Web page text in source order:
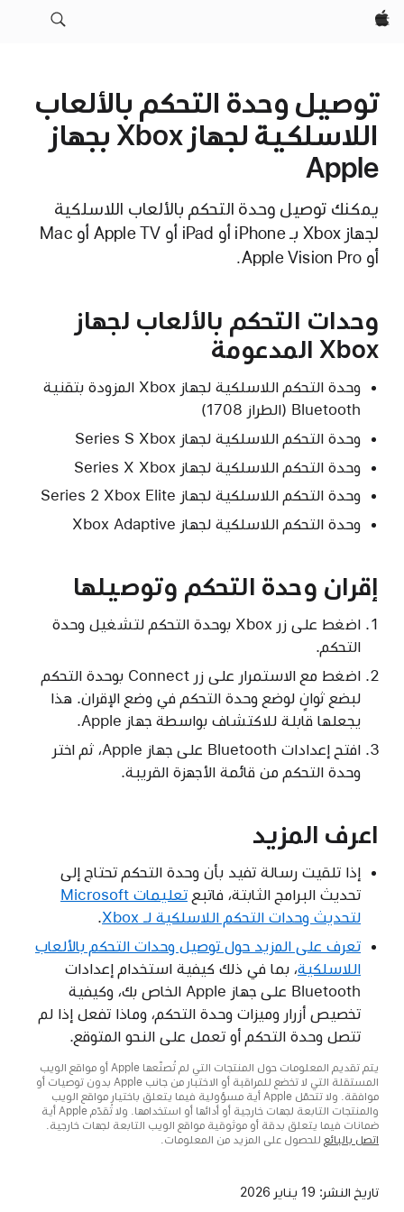
Apple‏
توصيل وحدة التحكم بالألعاب
اللاسلكية لجهاز Xbox بجهاز
Apple
يمكنك توصيل وحدة التحكم بالألعاب اللاسلكية
لجهاز Xbox بـ iPhone أو iPad أو Apple TV أو Mac
أو Apple Vision Pro.
وحدات التحكم بالألعاب لجهاز
Xbox المدعومة
وحدة التحكم اللاسلكية لجهاز Xbox المزودة بتقنية
Bluetooth (الطراز 1708)
وحدة التحكم اللاسلكية لجهاز Xbox‏ Series S
وحدة التحكم اللاسلكية لجهاز Xbox‏ Series X
وحدة التحكم اللاسلكية لجهاز Series 2 Xbox Elite
وحدة التحكم اللاسلكية لجهاز Xbox Adaptive
إقران وحدة التحكم وتوصيلها
اضغط على زر Xbox بوحدة التحكم لتشغيل وحدة
التحكم.
اضغط مع الاستمرار على زر Connect بوحدة التحكم
لبضع ثوانٍ لوضع وحدة التحكم في وضع الإقران. هذا
يجعلها قابلة للاكتشاف بواسطة جهاز Apple.
افتح إعدادات Bluetooth على جهاز Apple، ثم اختر
وحدة التحكم من قائمة الأجهزة القريبة.
اعرف المزيد
إذا تلقيت رسالة تفيد بأن وحدة التحكم تحتاج إلى
تحديث البرامج الثابتة، فاتبع
تعليمات Microsoft
لتحديث وحدات التحكم اللاسلكية لـ Xbox
.
تعرف على المزيد حول توصيل وحدات التحكم بالألعاب
اللاسلكية، بما في ذلك كيفية استخدام إعدادات
Bluetooth على جهاز Apple الخاص بك، وكيفية
تخصيص أزرار وميزات وحدة التحكم، وماذا تفعل إذا لم
تتصل وحدة التحكم أو تعمل على النحو المتوقع.
يتم تقديم المعلومات حول المنتجات التي لم تُصنّعها Apple أو مواقع الويب
المستقلة التي لا تخضع للمراقبة أو الاختبار من جانب Apple بدون توصيات أو
موافقة. ولا تتحمّل Apple أية مسؤولية فيما يتعلق باختيار مواقع الويب
والمنتجات التابعة لجهات خارجية أو أدائها أو استخدامها. ولا تُقدّم Apple أية
ضمانات فيما يتعلق بدقة أو موثوقية مواقع الويب التابعة لجهات خارجية.
اتصل بالبائع للحصول على المزيد من المعلومات.
تاريخ النشر: 19 يناير 2026